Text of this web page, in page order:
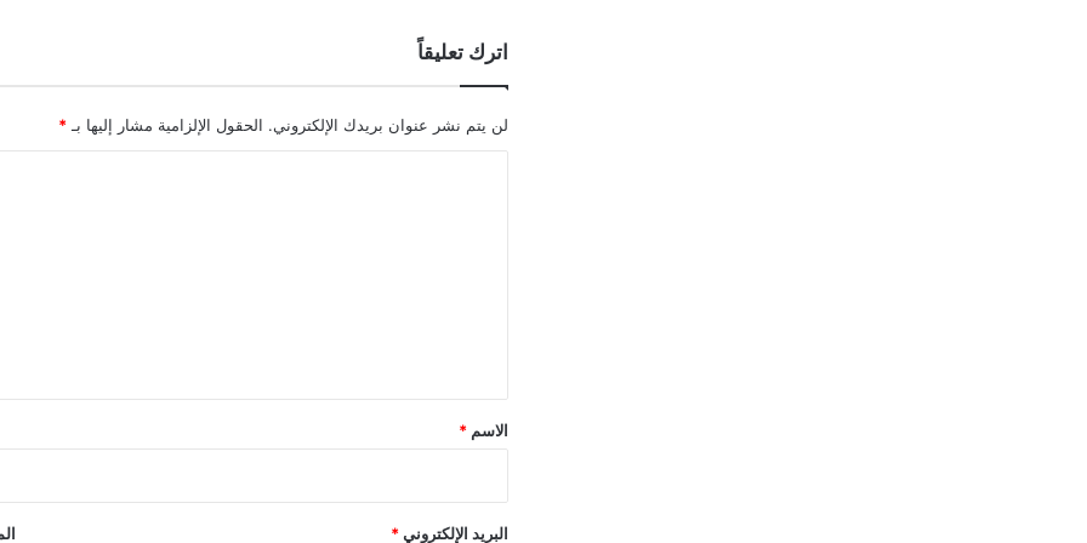
اترك تعليقاً
لن يتم نشر عنوان بريدك الإلكتروني. الحقول الإلزامية مشار إليها بـ *
*
الاسم *
البريد الإلكتروني *